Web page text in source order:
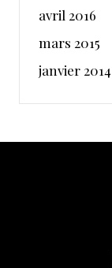
avril 2016
mars 2015
janvier 2014